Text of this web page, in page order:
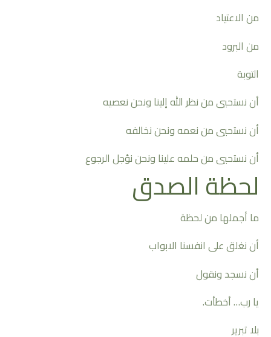
من الاعتياد
من البرود
التوبة
أن نستحيي من نظر الله إلينا ونحن نعصيه
أن نستحيي من نعمه ونحن نخالفه
أن نستحيي من حلمه علينا ونحن نؤجل الرجوع
لحظة الصدق
ما أجملها من لحظة
أن نغلق على انفسنا الابواب
أن نسجد ونقول
يا رب… أخطأت.
بلا تبرير